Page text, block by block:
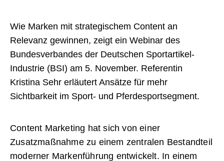
Wie Marken mit strategischem Content an
Relevanz gewinnen, zeigt ein Webinar des
Bundesverbandes der Deutschen Sportartikel-
Industrie (BSI) am 5. November. Referentin
Kristina Sehr erläutert Ansätze für mehr
Sichtbarkeit im Sport- und Pferdesportsegment.
Content Marketing hat sich von einer
Zusatzmaßnahme zu einem zentralen Bestandteil
moderner Markenführung entwickelt. In einem